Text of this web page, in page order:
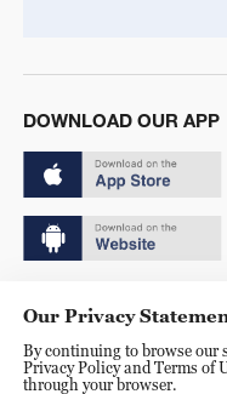
DOWNLOAD OUR APP
京ICP备20000184号
京公网安备
Our Privacy
By continuing to browse our
Privacy Policy and Terms of
through your browser.